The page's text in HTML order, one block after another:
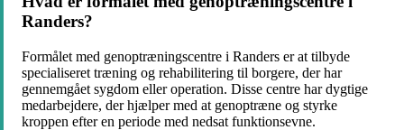
Randers?
Formålet med genoptræningscentre i Randers er at tilbyde
specialiseret træning og rehabilitering til borgere, der har
gennemgået sygdom eller operation. Disse centre har dygtige
medarbejdere, der hjælper med at genoptræne og styrke
kroppen efter en periode med nedsat funktionsevne.